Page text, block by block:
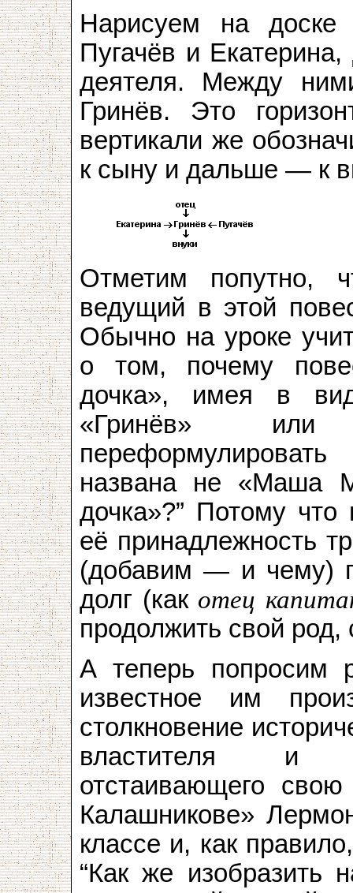
Нарисуем на
Пугачёв и
деятеля. Между
Гринёв. Это
вертикали же
к сыну и дальше — к
Отметим попутно,
ведущий в этой
Обычно на уроке
о том, почему
дочка», имея в
«Гринёв» или
названа не «Маша
дочка»?” Потому
её принадлежность
(добавим — и чему)
долг (как отец
продолжить свой род,
А теперь попросим
известное им
столкновение
властителя и
отстаивающего
Калашникове»
классе и, как
“Как же изобразить